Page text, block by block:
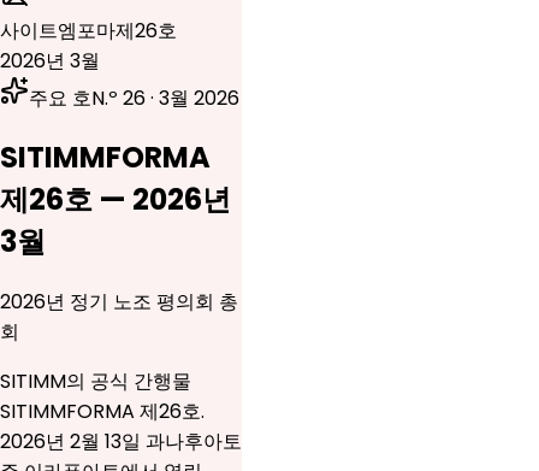
사이트엠포마제26호
2026년 3월
주요 호N.º 26 · 3월 2026
SITIMMFORMA
제26호 — 2026년
3월
2026년 정기 노조 평의회 총
회
SITIMM의 공식 간행물
SITIMMFORMA 제26호.
2026년 2월 13일 과나후아토